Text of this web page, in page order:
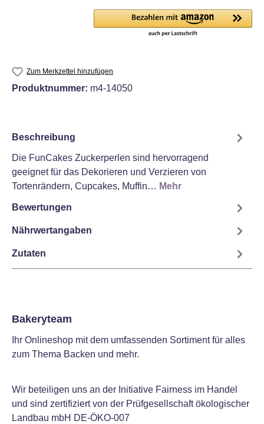
Zum Merkzettel hinzufügen
Produktnummer: m4-14050
Beschreibung
Die FunCakes Zuckerperlen sind hervorragend
geeignet für das Dekorieren und Verzieren von
Tortenrändern, Cupcakes, Muffin… Mehr
Bewertungen
Nährwertangaben
Zutaten
Bakeryteam
Ihr Onlineshop mit dem umfassenden Sortiment für alles
zum Thema Backen und mehr.
Wir beteiligen uns an der Initiative Fairness im Handel
und sind zertifiziert von der Prüfgesellschaft ökologischer
Landbau mbH DE-ÖKO-007